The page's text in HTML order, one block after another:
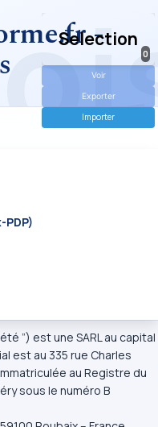
-
Selection
0
Voir
Exporter
Importer
”) est une SARL au capital
est au 335 rue Charles
au Registre du
sous le numéro B